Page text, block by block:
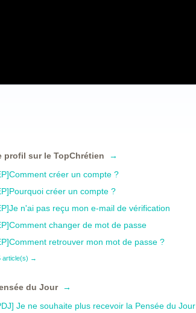
profil sur le TopChrétien
→
créer un compte ?
créer un compte ?
n'ai pas reçu mon e-mail de vérification
changer de mot de passe
retrouver mon mot de passe ?
article(s) →
du Jour →
Je ne souhaite plus recevoir la Pensée du Jour